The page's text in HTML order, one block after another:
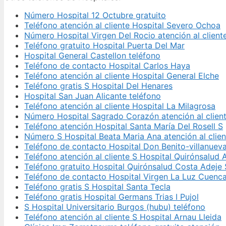
Número Hospital 12 Octubre gratuito
Teléfono atención al cliente Hospital Severo Ochoa
Número Hospital Virgen Del Rocio atención al
Teléfono gratuito Hospital Puerta Del Mar
Hospital General Castellon teléfono
Teléfono de contacto Hospital Carlos Haya
Teléfono atención al cliente Hospital General Elche
Teléfono gratis S Hospital Del Henares
Hospital San Juan Alicante teléfono
Teléfono atención al cliente Hospital La Milagrosa
Número Hospital Sagrado Corazón atención al
Teléfono atención Hospital Santa María Del Rosell S
Número S Hospital Beata Maria Ana atención al
Teléfono de contacto Hospital Don Benito-villanueva
Teléfono atención al cliente S Hospital Quirónsalud
Teléfono gratuito Hospital Quirónsalud Costa Adeje
Teléfono de contacto Hospital Virgen La Luz Cuenca
Teléfono gratis S Hospital Santa Tecla
Teléfono gratis Hospital Germans Trias I Pujol
S Hospital Universitario Burgos (hubu) teléfono
Teléfono atención al cliente S Hospital Arnau Lleida